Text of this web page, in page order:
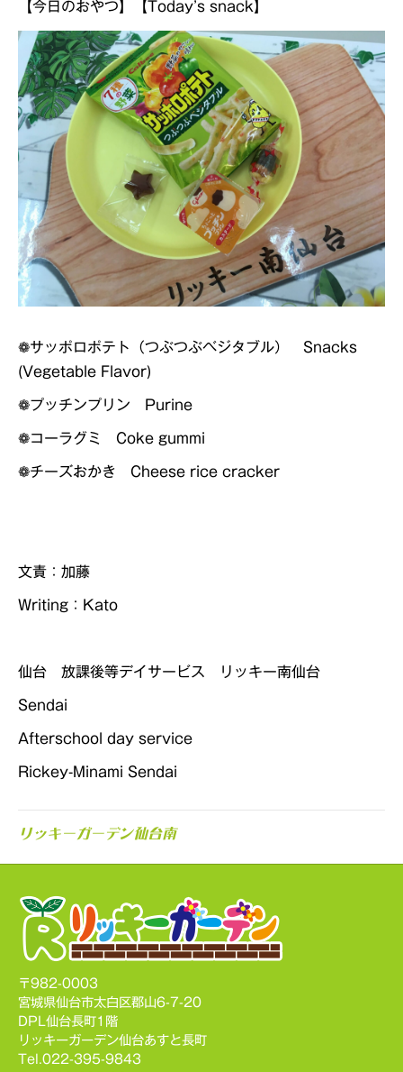
【今日のおやつ】【Today’s snack】
❁サッポロポテト（つぶつぶベジタブル） Snacks
(Vegetable Flavor)
❁プッチンプリン Purine
❁コーラグミ Coke gummi
❁チーズおかき Cheese rice cracker
文責：加藤
Writing：Kato
仙台 放課後等デイサービス リッキー南仙台
Sendai
Afterschool day service
Rickey-Minami Sendai
リッキーガーデン仙台南
〒982-0003
宮城県仙台市太白区郡山6-7-20
DPL仙台長町1階
リッキーガーデン仙台あすと長町
Tel.022-395-9843